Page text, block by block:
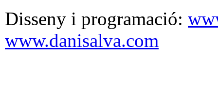
Disseny i programació:
www.danisalva.com